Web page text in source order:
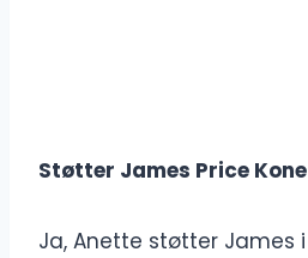
Støtter James Price
Ja, Anette støtter James